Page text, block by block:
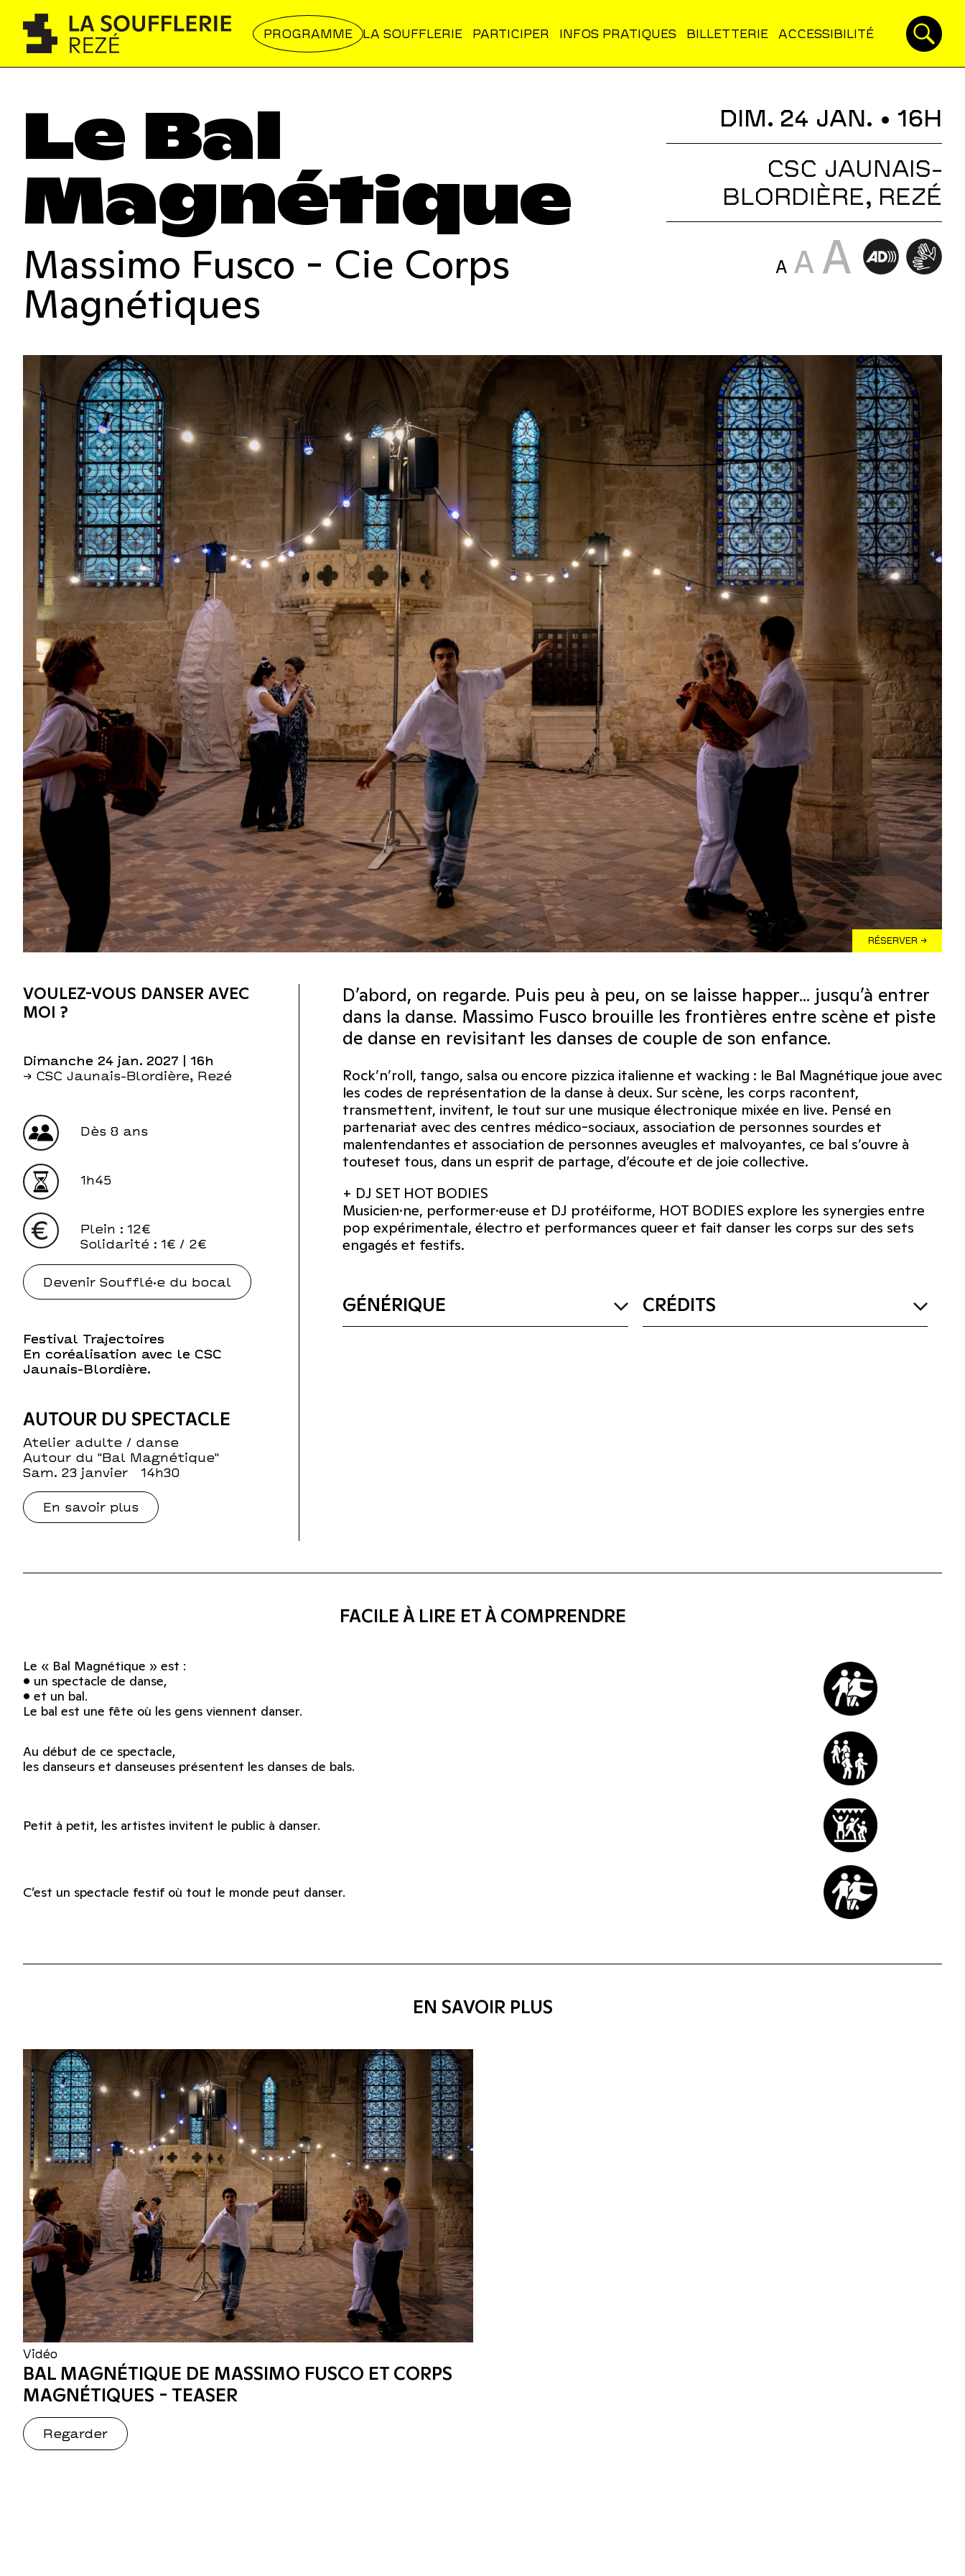
PROGRAMME LA SOUFFLERIE PARTICIPER INFOS PRATIQUES BILLETTERIE ACCESSIBILITÉ
Le Bal
Magnétique
Massimo Fusco - Cie Corps
Magnétiques
DIM. 24 JAN. • 16H
CSC JAUNAIS-
BLORDIÈRE, REZÉ
A A A
RÉSERVER →
VOULEZ-VOUS DANSER AVEC
MOI ?
dimanche 24 jan. 2027 | 16h
→ CSC Jaunais-Blordière, Rezé
Dès 8 ans
1h45
Plein : 12€
Solidarité : 1€ / 2€
Devenir Soufflé·e du bocal
Festival Trajectoires
En coréalisation avec le CSC
Jaunais-Blordière.
AUTOUR DU SPECTACLE
Atelier adulte / danse
Autour du "Bal Magnétique"
sam. 23 janvier 14h30
En savoir plus
D’abord, on regarde. Puis peu à peu, on se laisse happer... jusqu’à entrer
dans la danse. Massimo Fusco brouille les frontières entre scène et piste
de danse en revisitant les danses de couple de son enfance.
Rock’n’roll, tango, salsa ou encore pizzica italienne et wacking : le Bal Magnétique joue avec
les codes de représentation de la danse à deux. Sur scène, les corps racontent,
transmettent, invitent, le tout sur une musique électronique mixée en live. Pensé en
partenariat avec des centres médico-sociaux, association de personnes sourdes et
malentendantes et association de personnes aveugles et malvoyantes, ce bal s’ouvre à
touteset tous, dans un esprit de partage, d’écoute et de joie collective.
+ DJ SET HOT BODIES
Musicien·ne, performer·euse et DJ protéiforme, HOT BODIES explore les synergies entre
pop expérimentale, électro et performances queer et fait danser les corps sur des sets
engagés et festifs.
GÉNÉRIQUE CRÉDITS
FACILE À LIRE ET À COMPRENDRE
Le « Bal Magnétique » est :
• un spectacle de danse,
• et un bal.
Le bal est une fête où les gens viennent danser.
Au début de ce spectacle,
les danseurs et danseuses présentent les danses de bals.
Petit à petit, les artistes invitent le public à danser.
C’est un spectacle festif où tout le monde peut danser.
EN SAVOIR PLUS
Vidéo
BAL MAGNÉTIQUE DE MASSIMO FUSCO ET CORPS
MAGNÉTIQUES - TEASER
Regarder